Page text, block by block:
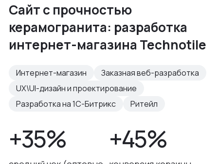
Сайт с прочностью
керамогранита: разработка
интернет-магазина Technotile
Интернет-магазин
Заказная веб-разработка
UX\UI-дизайн и проектирование
Разработка на 1С-Битрикс
Ритейл
+35% +45%